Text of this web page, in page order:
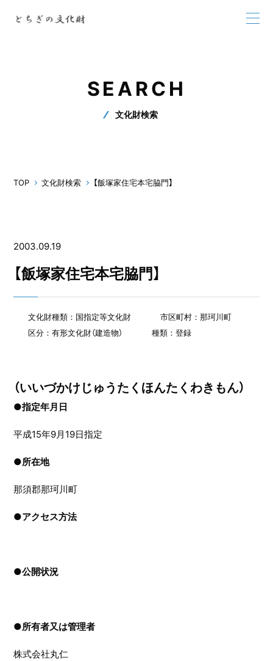
SEARCH
文化財検索
TOP 文化財検索 【飯塚家住宅本宅脇門】
2003.09.19
【飯塚家住宅本宅脇門】
文化財種類：国指定等文化財
市区町村：那珂川町
区分：有形文化財（建造物）
種類：登録
（いいづかけじゅうたくほんたくわきもん）
●指定年月日
平成15年9月19日指定
●所在地
那須郡那珂川町
●アクセス方法
●公開状況
●所有者又は管理者
株式会社丸仁